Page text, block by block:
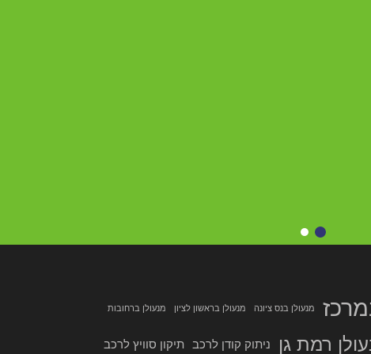
מנעולן בנס ציונה מנעולן בראשון לציון מנעולן ברחובות
רמת גן ניתוק קודן לרכב תיקון סוויץ לרכב